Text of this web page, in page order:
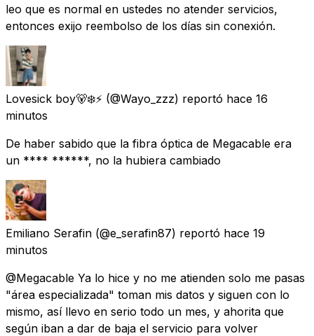
leo que es normal en ustedes no atender servicios,
entonces exijo reembolso de los días sin conexión.
Lovesick boy🐻‍❄️⚡️ (@Wayo_zzz) reportó hace 16
minutos
De haber sabido que la fibra óptica de Megacable era
un **** ******, no la hubiera cambiado
Emiliano Serafin (@e_serafin87) reportó hace 19
minutos
@Megacable Ya lo hice y no me atienden solo me pasas
"área especializada" toman mis datos y siguen con lo
mismo, así llevo en serio todo un mes, y ahorita que
según iban a dar de baja el servicio para volver